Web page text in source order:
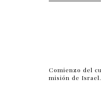
Comienzo del
misión de Israel.